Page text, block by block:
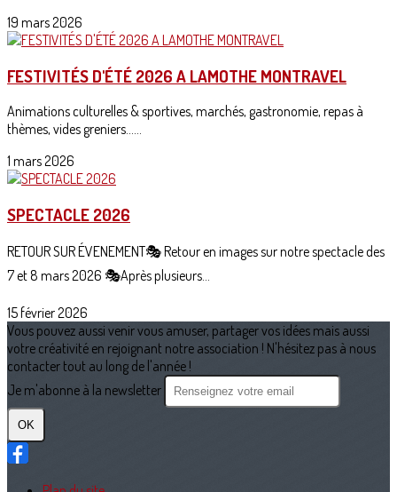
19 mars 2026
FESTIVITÉS D'ÉTÉ 2026 A LAMOTHE MONTRAVEL
Animations culturelles & sportives, marchés, gastronomie, repas à
thèmes, vides greniers......
1 mars 2026
SPECTACLE 2026
RETOUR SUR ÉVENEMENT🎭 Retour en images sur notre spectacle des
7 et 8 mars 2026 🎭Après plusieurs...
15 février 2026
Vous pouvez aussi venir vous amuser, partager vos idées mais aussi
votre créativité en rejoignant notre association ! N'hésitez pas à nous
contacter tout au long de l'année !
Je m'abonne à la newsletter
OK